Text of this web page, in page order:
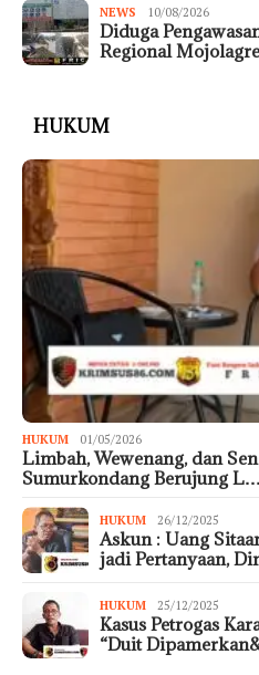
NEWS 10/08/2026
Diduga
Regional
HUKUM
HUKUM 01/05/2026
Limbah, Wewenang, dan
Sumurkondang Berujung L…
HUKUM 26/12/2025
Askun : Uang
jadi Pertanyaan,
HUKUM 25/12/2025
Kasus Petrogas
“Duit